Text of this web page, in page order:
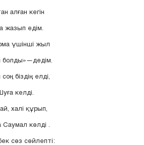
алған кегін
жазып едім.
үшінші жыл
біздің елді,
келді.
халі құрып,
көлді .
сөз сөйлепті: